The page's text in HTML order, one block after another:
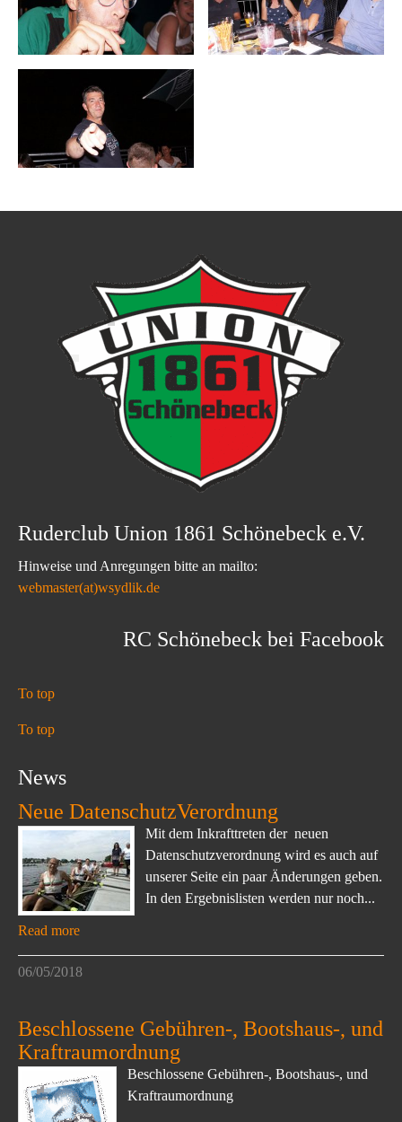
Ruderclub Union 1861 Schönebeck e.V.
Hinweise und Anregungen bitte an mailto:
webmaster(at)wsydlik.de
RC Schönebeck bei Facebook
To top
To top
News
Neue DatenschutzVerordnung
Mit dem Inkrafttreten der neuen
Datenschutzverordnung wird es auch auf
unserer Seite ein paar Änderungen geben.
In den Ergebnislisten werden nur noch...
Read more
06/05/2018
Beschlossene Gebühren-, Bootshaus-, und
Kraftraumordnung
Beschlossene Gebühren-, Bootshaus-, und
Kraftraumordnung